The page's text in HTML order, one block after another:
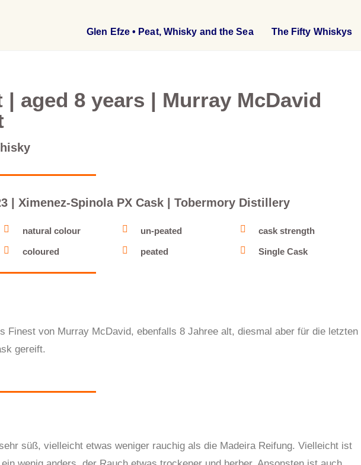
Glen Efze • Peat, Whisky and the Sea The Fifty Whiskys
aged 8 years | Murray McDavid
| Ximenez-Spinola PX Cask | Tobermory Distillery
natural colour
coloured
un-peated
peated
cask strength
Single Cask
Finest von Murray McDavid, ebenfalls 8 Jahree alt, diesmal aber für die letzten
gereift.
süß, vielleicht etwas weniger rauchig als die Madeira Reifung. Vielleicht ist